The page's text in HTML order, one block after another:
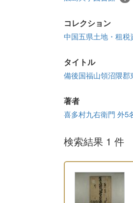
コレクション
中国五県土地・租税
タイトル
備後国福山領沼隈郡
著者
喜多村九右衛門 外5
検索結果 1 件